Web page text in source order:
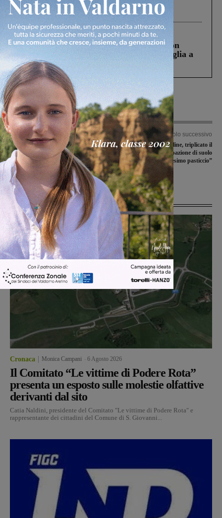
Gianni, Giulia e Franco. Lo schianto, il
processo, lo stop ai sorpassi fra tir....
Cronaca 3 Agosto 2026
Scomparso da una struttura di Castiglion
Fiorentino l’uomo che aveva ucciso la figlia a
Levane nel 2020
Articolo precedente
Variante di Troghi, il comune lavora
all’incarico di progettazione.
Lorenzini: “Gestiamo direttamente
l’opera”
Articolo successivo
Tendoni e pensiline, triplicato il
canone per occupazione di suolo
pubblico. Il Pd: “Ennesimo pasticcio”
Ultime Notizie
Cronaca Monica Campani 6 Agosto 2026
Il Comitato “Le vittime di Podere Rota”
presenta un esposto sulle molestie olfattive
derivanti dal sito
Catia Naldini, presidente del Comitato "Le vittime di Podere Rota" e
rappresentante dei cittadini del Comune di S. Giovanni...